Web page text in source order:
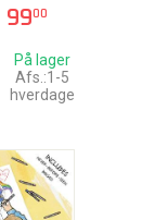
9900
På lager
Afs.:1-5
hverdage